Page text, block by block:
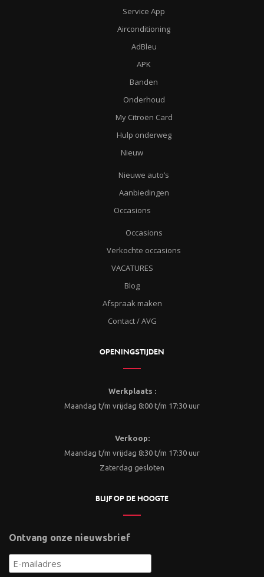
Service App
Airconditioning
AdBleu
APK
Banden
Onderhoud
My Citroën Card
Hulp onderweg
Nieuw
Nieuwe auto’s
Aanbiedingen
Occasions
Occasions
Verkochte occasions
VACATURES
Blog
Afspraak maken
Contact / AVG
OPENINGSTIJDEN
Werkplaats :
Maandag t/m vrijdag 8:00 t/m 17:30 uur
Verkoop:
Maandag t/m vrijdag 8:30 t/m 17:30 uur
Zaterdag gesloten
BLIJF OP DE HOOGTE
Ontvang onze nieuwsbrief